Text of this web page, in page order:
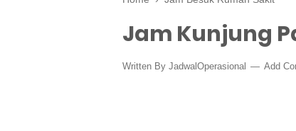
Jam Kunjung
Written By JadwalOperasional Add